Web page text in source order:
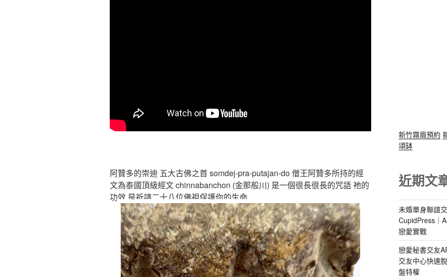
阿贊多的崇迪 五大古佛之首 somdej-pra-putajan-do 僧王阿贊多所持的經
文為泰國頂級經文 chinnabanchon (金那般川) 是一個很長很長的咒語 祂的
功效 是祈請二十八位佛祖保護你的生命
新竹霧眉預約
頌缽
近期文
未婚單身聯誼
CupidPress｜
戀愛實戰
戀愛秘書交友
交友中心快速
盤特權